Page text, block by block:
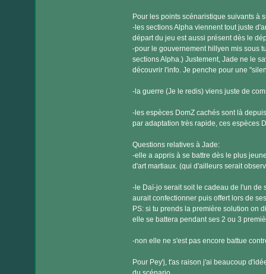
Pour les points scénaristique suivants à
-les sections Alpha viennent tout juste
départ du jeu est aussi présent dès le
-pour le gouvernement hillyen mis sous
sections Alpha.) Justement, Jade ne le
découvrir l'info. Je penche pour une
-la guerre (Je le redis) viens juste de
-les espèces DomZ cachés sont là
par adaptation très rapide, ces espèces
Questions relatives à Jade:
-elle a appris à se battre dès le plus
d'art martiaux. (qui d'ailleurs serait
-le Daï-jo serait soit le cadeau de l'un de
aurait confectionner puis offert lors de
PS: si tu prends la première solution on
elle se battera pendant ses 2 ou 3
-non elle ne s'est pas encore battue
Pour Pey'j, t'as raison j'ai beaucoup